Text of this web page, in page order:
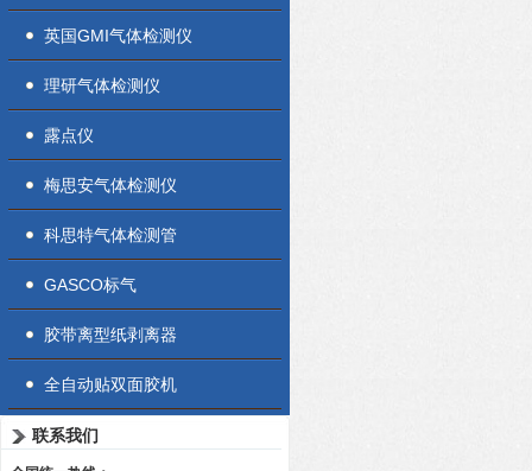
英国GMI气体检测仪
理研气体检测仪
露点仪
梅思安气体检测仪
科思特气体检测管
GASCO标气
胶带离型纸剥离器
全自动贴双面胶机
联系我们